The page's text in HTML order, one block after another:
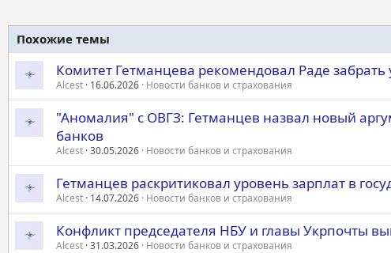
Похожие темы
Комитет Гетманцева рекомендовал Раде
Alcest 16.06.2026 Новости банков и страхования
"Аномалия" с ОВГЗ: Гетманцев назвал новый
банков
Alcest 30.05.2026 Новости банков и страхования
Гетманцев раскритиковал уровень зарплат в
Alcest 14.07.2026 Новости банков и страхования
Конфликт председателя НБУ и главы Укрпочты
Alcest 31.03.2026 Новости банков и страхования